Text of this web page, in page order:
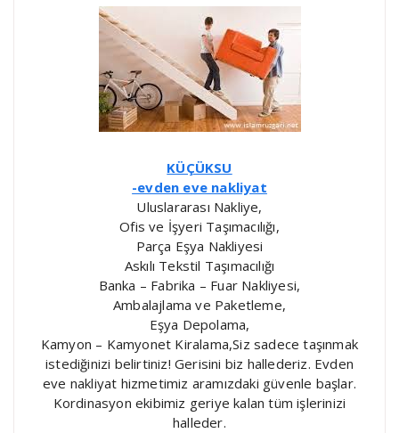
KÜÇÜKSU
-evden eve nakliyat
Uluslararası Nakliye,
Ofis ve İşyeri Taşımacılığı,
Parça Eşya Nakliyesi
Askılı Tekstil Taşımacılığı
Banka – Fabrika – Fuar Nakliyesi,
Ambalajlama ve Paketleme,
Eşya Depolama,
Kamyon – Kamyonet Kiralama,Siz sadece taşınmak
istediğinizi belirtiniz! Gerisini biz hallederiz. Evden
eve nakliyat hizmetimiz aramızdaki güvenle başlar.
Kordinasyon ekibimiz geriye kalan tüm işlerinizi
halleder.